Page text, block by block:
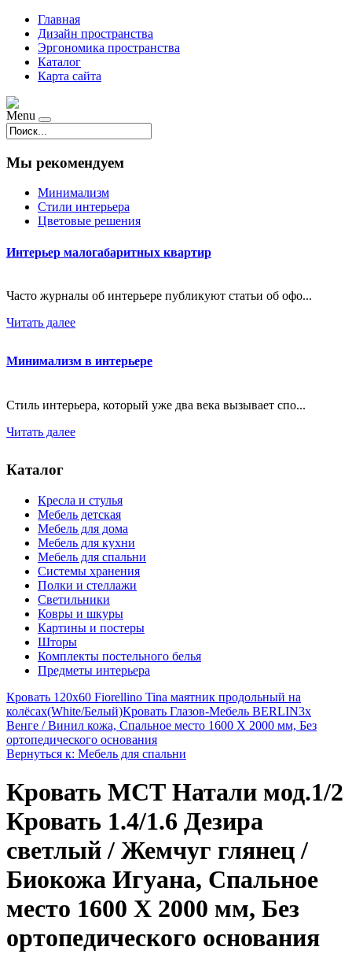
Главная
Дизайн пространства
Эргономика пространства
Каталог
Карта сайта
Menu
Мы рекомендуем
Минимализм
Стили интерьера
Цветовые решения
Интерьер малогабаритных квартир
Часто журналы об интерьере публикуют статьи об офо...
Читать далее
Минимализм в интерьере
Стиль интерьера, который уже два века вызывает спо...
Читать далее
Каталог
Кресла и стулья
Мебель детская
Мебель для дома
Мебель для кухни
Мебель для спальни
Системы хранения
Полки и стеллажи
Светильники
Ковры и шкуры
Картины и постеры
Шторы
Комплекты постельного белья
Предметы интерьера
Кровать 120x60 Fiorellino Tina маятник продольный на
колёсах(White/Белый)Кровать Глазов-Мебель BERLIN3x
Венге / Винил кожа, Спальное место 1600 X 2000 мм, Без
ортопедического основания
Вернуться к: Мебель для спальни
Кровать МСТ Натали мод.1/2
Кровать 1.4/1.6 Дезира
светлый / Жемчуг глянец /
Биокожа Игуана, Спальное
место 1600 X 2000 мм, Без
ортопедического основания